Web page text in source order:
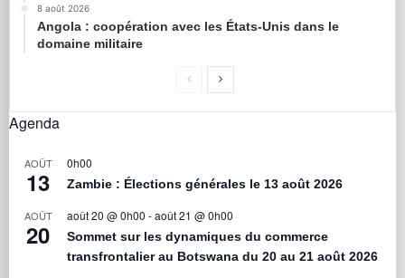
8 août 2026
Angola : coopération avec les États-Unis dans le
domaine militaire
Agenda
AOÛT
13
0h00
Zambie : Élections générales le 13 août 2026
AOÛT
20
août 20 @ 0h00 -août 21 @ 0h00
Sommet sur les dynamiques du commerce
transfrontalier au Botswana du 20 au 21 août 2026